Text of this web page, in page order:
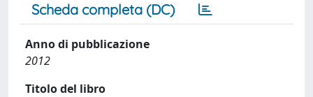
Scheda completa (DC)
Anno di pubblicazione
2012
Titolo del libro